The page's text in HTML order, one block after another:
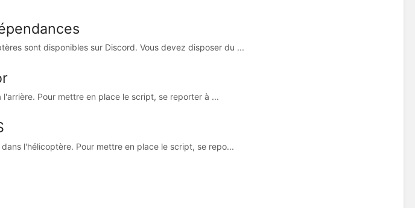
sont disponibles sur Discord. Vous devez disposer du ...
Pour mettre en place le script, se reporter à ...
l'hélicoptère. Pour mettre en place le script, se repo...